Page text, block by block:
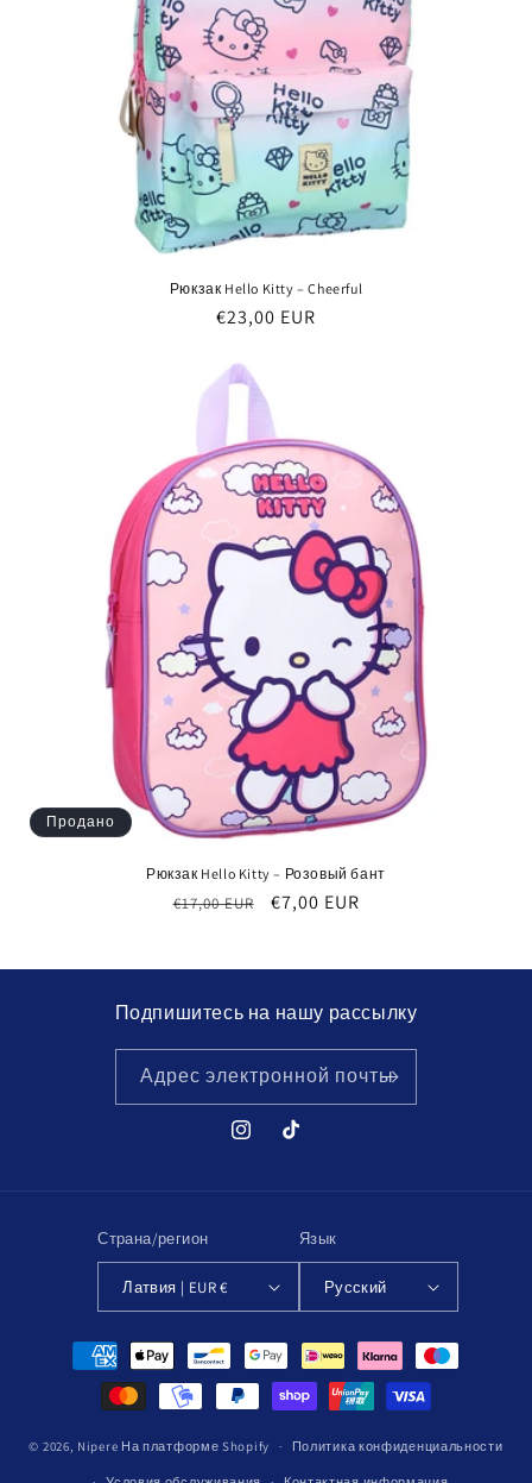
Рюкзак Hello Kitty – Cheerful
Обычная
€23,00 EUR
Продано
Рюкзак Hello Kitty – Розовый бант
Обычная
€17,00 EUR
Цена
€7,00 EUR
Подпишитесь на нашу рассылку
Адрес электронной почты
InstagramTikTok
Страна/регион
Латвия | EUR €
Язык
Русский
Способы
оплаты
© 2026, Nipere На платформе Shopify Политика конфиденциальности